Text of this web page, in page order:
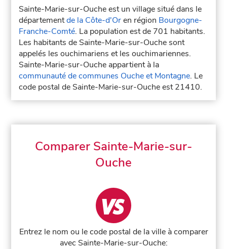
Sainte-Marie-sur-Ouche est un village situé dans le
départementde la Côte-d'Oren région Bourgogne-
Franche-Comté. La population est de 701 habitants.
Les habitants de Sainte-Marie-sur-Ouche sont
appelés les ouchimariens et les ouchimariennes.
Sainte-Marie-sur-Ouche appartient à la
communauté de communes Ouche et Montagne. Le
code postal de Sainte-Marie-sur-Ouche est 21410.
Comparer Sainte-Marie-sur-
Ouche
Entrez le nom ou le code postal de la ville à comparer
avec Sainte-Marie-sur-Ouche: